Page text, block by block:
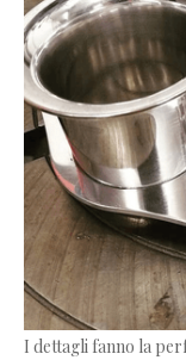
I dettagli fanno la